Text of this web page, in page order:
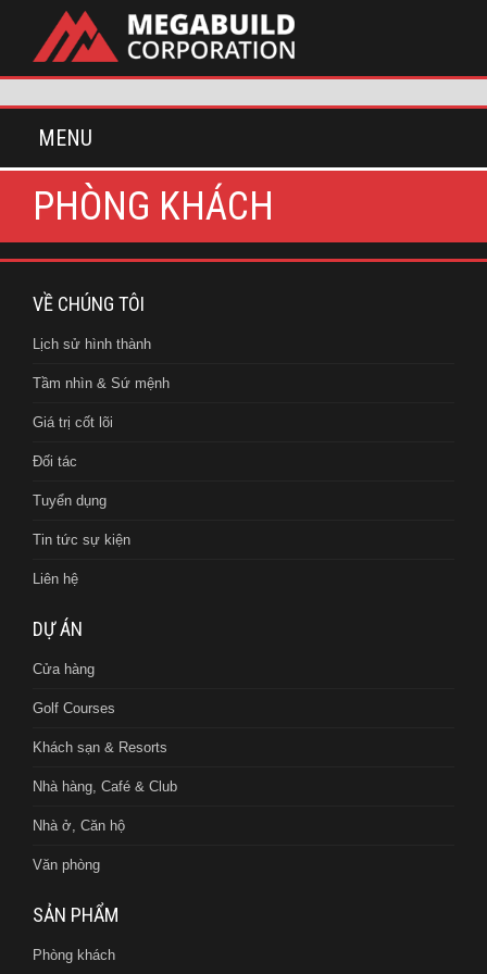
MENU
PHÒNG KHÁCH
VỀ CHÚNG TÔI
Lịch sử hình thành
Tầm nhìn & Sứ mệnh
Giá trị cốt lõi
Đối tác
Tuyển dụng
Tin tức sự kiện
Liên hệ
DỰ ÁN
Cửa hàng
Golf Courses
Khách sạn & Resorts
Nhà hàng, Café & Club
Nhà ở, Căn hộ
Văn phòng
SẢN PHẨM
Phòng khách